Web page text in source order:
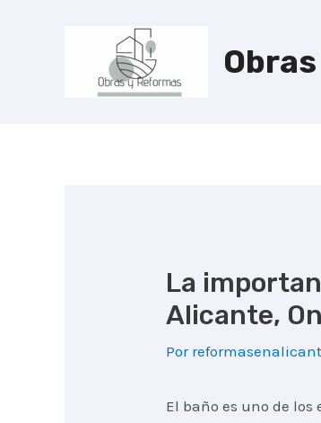
La
Alicante,
Por
El baño es uno de